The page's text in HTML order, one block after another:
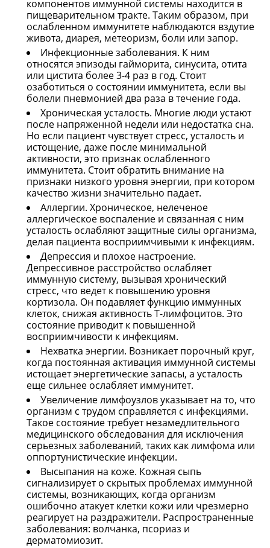
компонентов иммунной системы находится в
пищеварительном тракте. Таким образом, при
ослабленном иммунитете наблюдаются вздутие
живота, диарея, метеоризм, боли или запор.
Инфекционные заболевания. К ним
относятся эпизоды гайморита, синусита, отита
или цистита более 3-4 раз в год. Стоит
озаботиться о состоянии иммунитета, если вы
болели пневмонией два раза в течение года.
Хроническая усталость. Многие люди устают
после напряженной недели или недостатка сна.
Но если пациент чувствует стресс, усталость и
истощение, даже после минимальной
активности, это признак ослабленного
иммунитета. Стоит обратить внимание на
признаки низкого уровня энергии, при котором
качество жизни значительно падает.
Аллергии. Хроническое, нелеченое
аллергическое воспаление и связанная с ним
усталость ослабляют защитные силы организма,
делая пациента восприимчивыми к инфекциям.
Депрессия и плохое настроение.
Депрессивное расстройство ослабляет
иммунную систему, вызывая хронический
стресс, что ведет к повышению уровня
кортизола. Он подавляет функцию иммунных
клеток, снижая активность Т-лимфоцитов. Это
состояние приводит к повышенной
восприимчивости к инфекциям.
Нехватка энергии. Возникает порочный круг,
когда постоянная активация иммунной системы
истощает энергетические запасы, а усталость
еще сильнее ослабляет иммунитет.
Увеличение лимфоузлов указывает на то, что
организм с трудом справляется с инфекциями.
Такое состояние требует незамедлительного
медицинского обследования для исключения
серьезных заболеваний, таких как лимфома или
оппортунистические инфекции.
Высыпания на коже. Кожная сыпь
сигнализирует о скрытых проблемах иммунной
системы, возникающих, когда организм
ошибочно атакует клетки кожи или чрезмерно
реагирует на раздражители. Распространенные
заболевания: волчанка, псориаз и
дерматомиозит.